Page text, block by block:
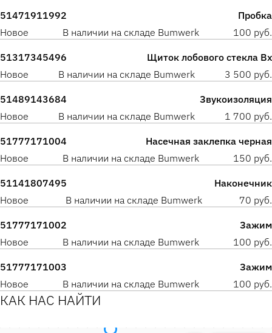
51471911992
Пробка
Новое
В наличии на складе Bumwerk 100 руб.
51317345496
Щиток лобового стекла Вх
Новое
В наличии на складе Bumwerk 3 500 руб.
51489143684
Звукоизоляция
Новое
В наличии на складе Bumwerk 1 700 руб.
51777171004
Насечная заклепка черная
Новое
В наличии на складе Bumwerk 150 руб.
51141807495
Наконечник
Новое
В наличии на складе Bumwerk 70 руб.
51777171002
Зажим
Новое
В наличии на складе Bumwerk 100 руб.
51777171003
Зажим
Новое
В наличии на складе Bumwerk 100 руб.
КАК НАС НАЙТИ